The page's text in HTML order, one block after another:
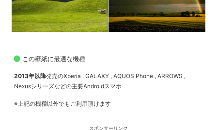
この壁紙に最適な機種
2013年以降発売のXperia , GALAXY , AQUOS Phone , ARROWS ,
Nexusシリーズなどの主要Androidスマホ
※上記の機種以外でもご利用頂けます
スポンサーリンク